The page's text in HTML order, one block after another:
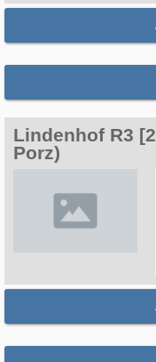
Lindenhof R3
Porz)